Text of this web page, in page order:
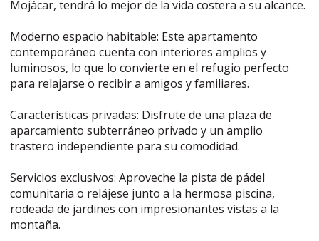
Mojácar, tendrá lo mejor de la vida costera a su alcance.
Moderno espacio habitable: Este apartamento
contemporáneo cuenta con interiores amplios y
luminosos, lo que lo convierte en el refugio perfecto
para relajarse o recibir a amigos y familiares.
Características privadas: Disfrute de una plaza de
aparcamiento subterráneo privado y un amplio
trastero independiente para su comodidad.
Servicios exclusivos: Aproveche la pista de pádel
comunitaria o relájese junto a la hermosa piscina,
rodeada de jardines con impresionantes vistas a la
montaña.